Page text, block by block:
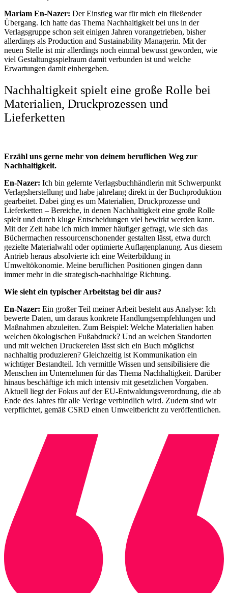
Mariam En-Nazer: Der Einstieg war für mich ein fließender
Übergang. Ich hatte das Thema Nachhaltigkeit bei uns in der
Verlagsgruppe schon seit einigen Jahren vorangetrieben, bisher
allerdings als Production and Sustainability Managerin. Mit der
neuen Stelle ist mir allerdings noch einmal bewusst geworden, wie
viel Gestaltungsspielraum damit verbunden ist und welche
Erwartungen damit einhergehen.
Nachhaltigkeit spielt eine große Rolle bei
Materialien, Druckprozessen und
Lieferketten
Erzähl uns gerne mehr von deinem beruflichen Weg zur
Nachhaltigkeit.
En-Nazer: Ich bin gelernte Verlagsbuchhändlerin mit Schwerpunkt
Verlagsherstellung und habe jahrelang direkt in der Buchproduktion
gearbeitet. Dabei ging es um Materialien, Druckprozesse und
Lieferketten – Bereiche, in denen Nachhaltigkeit eine große Rolle
spielt und durch kluge Entscheidungen viel bewirkt werden kann.
Mit der Zeit habe ich mich immer häufiger gefragt, wie sich das
Büchermachen ressourcenschonender gestalten lässt, etwa durch
gezielte Materialwahl oder optimierte Auflagenplanung. Aus diesem
Antrieb heraus absolvierte ich eine Weiterbildung in
Umweltökonomie. Meine beruflichen Positionen gingen dann
immer mehr in die strategisch-nachhaltige Richtung.
Wie sieht ein typischer Arbeitstag bei dir aus?
En-Nazer: Ein großer Teil meiner Arbeit besteht aus Analyse: Ich
bewerte Daten, um daraus konkrete Handlungsempfehlungen und
Maßnahmen abzuleiten. Zum Beispiel: Welche Materialien haben
welchen ökologischen Fußabdruck? Und an welchen Standorten
und mit welchen Druckereien lässt sich ein Buch möglichst
nachhaltig produzieren? Gleichzeitig ist Kommunikation ein
wichtiger Bestandteil. Ich vermittle Wissen und sensibilisiere die
Menschen im Unternehmen für das Thema Nachhaltigkeit. Darüber
hinaus beschäftige ich mich intensiv mit gesetzlichen Vorgaben.
Aktuell liegt der Fokus auf der EU-Entwaldungsverordnung, die ab
Ende des Jahres für alle Verlage verbindlich wird. Zudem sind wir
verpflichtet, gemäß CSRD einen Umweltbericht zu veröffentlichen.